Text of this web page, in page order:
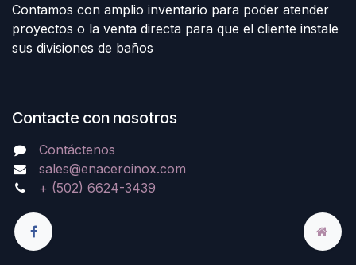
Contamos con amplio inventario para poder atender
proyectos o la venta directa para que el cliente instale
sus divisiones de baños
Contacte con nosotros
Contáctenos
sales@enaceroinox.com
+ (502) 6624-3439